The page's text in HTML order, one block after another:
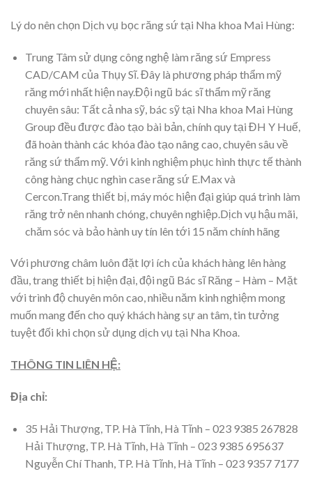
Lý do nên chọn Dịch vụ bọc răng sứ tại Nha khoa Mai Hùng:
Trung Tâm sử dụng công nghệ làm răng sứ Empress
CAD/CAM của Thụy Sĩ. Đây là phương pháp thẩm mỹ
răng mới nhất hiện nay.Đội ngũ bác sĩ thẩm mỹ răng
chuyên sâu: Tất cả nha sỹ, bác sỹ tại Nha khoa Mai Hùng
Group đều được đào tạo bài bản, chính quy tại ĐH Y Huế,
đã hoàn thành các khóa đào tạo nâng cao, chuyên sâu về
răng sứ thẩm mỹ. Với kinh nghiệm phục hình thực tế thành
công hàng chục nghìn case răng sứ E.Max và
Cercon.Trang thiết bị, máy móc hiện đại giúp quá trình làm
răng trở nên nhanh chóng, chuyên nghiệp.Dịch vụ hậu mãi,
chăm sóc và bảo hành uy tín lên tới 15 năm chính hãng
Với phương châm luôn đặt lợi ích của khách hàng lên hàng
đầu, trang thiết bị hiện đại, đội ngũ Bác sĩ Răng – Hàm – Mặt
với trình độ chuyên môn cao, nhiều năm kinh nghiệm mong
muốn mang đến cho quý khách hàng sự an tâm, tin tưởng
tuyệt đối khi chọn sử dụng dịch vụ tại Nha Khoa.
THÔNG TIN LIÊN HỆ:
Địa chỉ:
35 Hải Thượng, TP. Hà Tĩnh, Hà Tĩnh – 023 9385 267828
Hải Thượng, TP. Hà Tĩnh, Hà Tĩnh – 023 9385 695637
Nguyễn Chí Thanh, TP. Hà Tĩnh, Hà Tĩnh – 023 9357 7177